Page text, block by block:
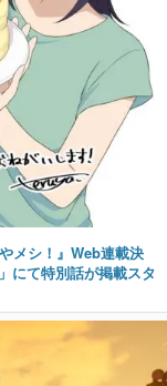
メシ！』Web連載決
にて特別話が掲載スタ